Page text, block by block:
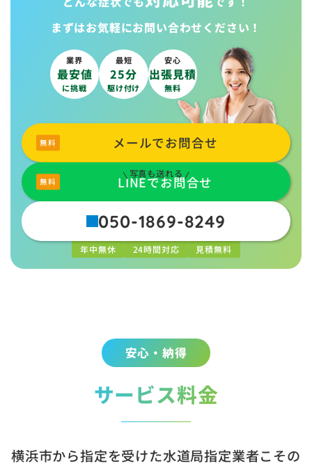
まずはお気軽にお問い合わせください！
業界
最安値
に挑戦
最短
25分
駆け付け
安心
出張見積
無料
メールでお問合せ
写真も送れる
LINEでお問合せ
050-1869-8249
年中無休 24時間対応 見積無料
安心・納得
サービス料金
横浜市から指定を受けた水道局指定業者こその